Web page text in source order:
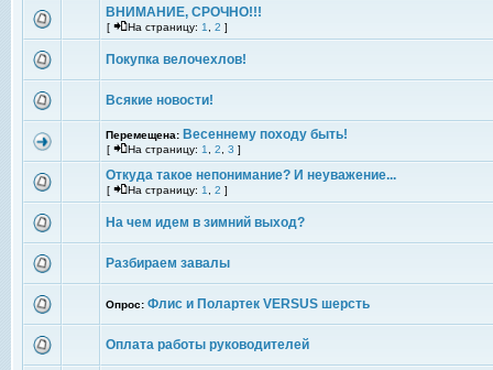
ВНИМАНИЕ, СРОЧНО!!!
[ На страницу: 1 2 ]
Покупка велочехлов!
Всякие новости!
Перемещена: Весеннему походу быть!
[ На страницу: 1 2 3 ]
Откуда такое непонимание? И неуважение...
[ На страницу: 1 2 ]
На чем идем в зимний выход?
Разбираем завалы
Опрос: Флис и Полартек VERSUS шерсть
Оплата работы руководителей